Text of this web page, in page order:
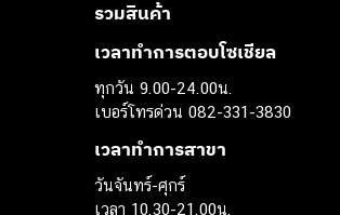
รวมสินค้า
เวลาทำการตอบโซเชียล
ทุกวัน 9.00-24.00น.
เบอร์โทรด่วน 082-331-3830
เวลาทำการสาขา
วันจันทร์-ศุกร์
เวลา 10.30-21.00น.